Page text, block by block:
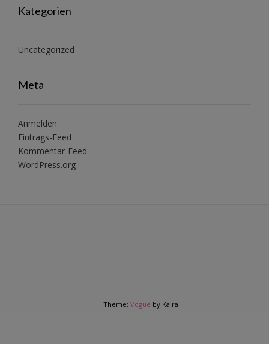
Kategorien
Uncategorized
Meta
Anmelden
Eintrags-Feed
Kommentar-Feed
WordPress.org
Theme: Vogue by Kaira